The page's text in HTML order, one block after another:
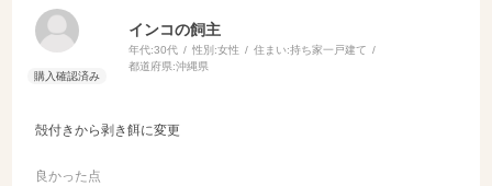
インコの飼主
年代:30代 性別:女性 住まい:持ち家一戸建て
都道府県:沖縄県
殻付きから剥き餌に変更
良かった点